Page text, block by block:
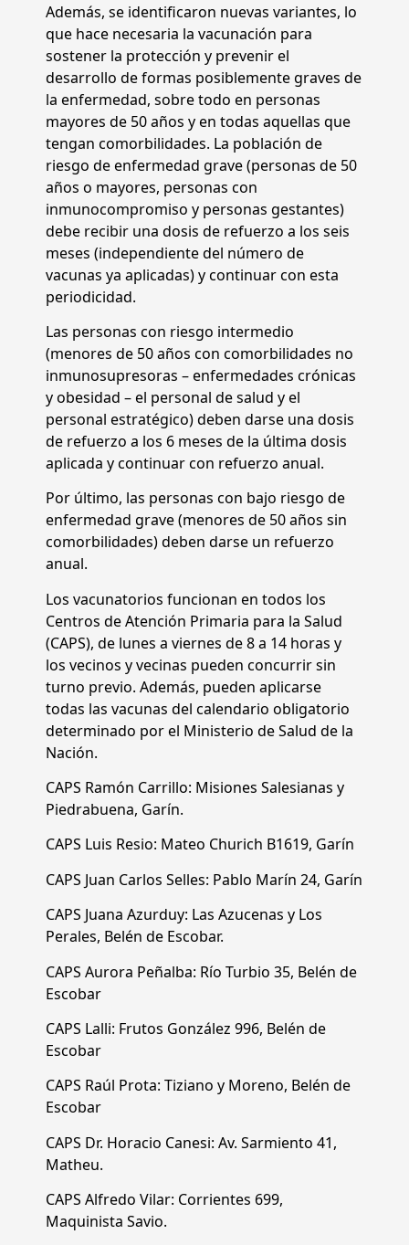
Además, se identificaron nuevas variantes, lo
que hace necesaria la vacunación para
sostener la protección y prevenir el
desarrollo de formas posiblemente graves de
la enfermedad, sobre todo en personas
mayores de 50 años y en todas aquellas que
tengan comorbilidades. La población de
riesgo de enfermedad grave (personas de 50
años o mayores, personas con
inmunocompromiso y personas gestantes)
debe recibir una dosis de refuerzo a los seis
meses (independiente del número de
vacunas ya aplicadas) y continuar con esta
periodicidad.
Las personas con riesgo intermedio
(menores de 50 años con comorbilidades no
inmunosupresoras – enfermedades crónicas
y obesidad – el personal de salud y el
personal estratégico) deben darse una dosis
de refuerzo a los 6 meses de la última dosis
aplicada y continuar con refuerzo anual.
Por último, las personas con bajo riesgo de
enfermedad grave (menores de 50 años sin
comorbilidades) deben darse un refuerzo
anual.
Los vacunatorios funcionan en todos los
Centros de Atención Primaria para la Salud
(CAPS), de lunes a viernes de 8 a 14 horas y
los vecinos y vecinas pueden concurrir sin
turno previo. Además, pueden aplicarse
todas las vacunas del calendario obligatorio
determinado por el Ministerio de Salud de la
Nación.
CAPS Ramón Carrillo: Misiones Salesianas y
Piedrabuena, Garín.
CAPS Luis Resio: Mateo Churich B1619, Garín
CAPS Juan Carlos Selles: Pablo Marín 24, Garín
CAPS Juana Azurduy: Las Azucenas y Los
Perales, Belén de Escobar.
CAPS Aurora Peñalba: Río Turbio 35, Belén de
Escobar
CAPS Lalli: Frutos González 996, Belén de
Escobar
CAPS Raúl Prota: Tiziano y Moreno, Belén de
Escobar
CAPS Dr. Horacio Canesi: Av. Sarmiento 41,
Matheu.
CAPS Alfredo Vilar: Corrientes 699,
Maquinista Savio.